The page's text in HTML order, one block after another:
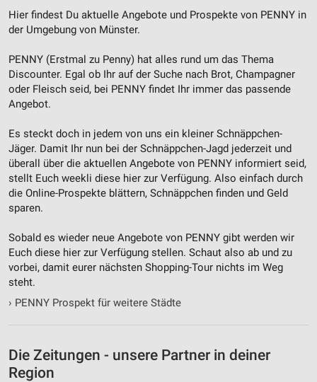
Hier findest Du aktuelle Angebote und Prospekte von PENNY in
der Umgebung von Münster.
PENNY (Erstmal zu Penny) hat alles rund um das Thema
Discounter. Egal ob Ihr auf der Suche nach Brot, Champagner
oder Fleisch seid, bei PENNY findet Ihr immer das passende
Angebot.
Es steckt doch in jedem von uns ein kleiner Schnäppchen-
Jäger. Damit Ihr nun bei der Schnäppchen-Jagd jederzeit und
überall über die aktuellen Angebote von PENNY informiert seid,
stellt Euch weekli diese hier zur Verfügung. Also einfach durch
die Online-Prospekte blättern, Schnäppchen finden und Geld
sparen.
Sobald es wieder neue Angebote von PENNY gibt werden wir
Euch diese hier zur Verfügung stellen. Schaut also ab und zu
vorbei, damit eurer nächsten Shopping-Tour nichts im Weg
steht.
› PENNY Prospekt für weitere Städte
Die Zeitungen - unsere Partner in deiner
Region